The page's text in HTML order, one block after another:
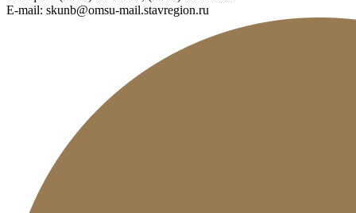
E-mail: skunb@omsu-mail.stavregion.ru